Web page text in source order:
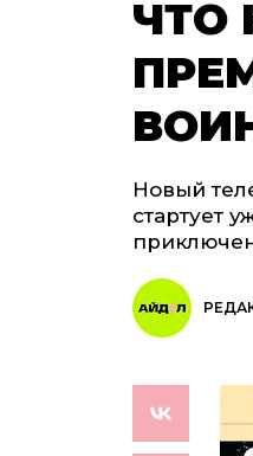
ЧТО
Новый
стартует